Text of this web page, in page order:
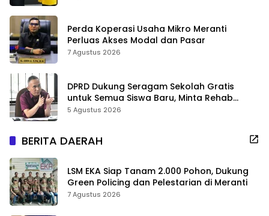
Perda Koperasi Usaha Mikro Meranti
Perluas Akses Modal dan Pasar
7 Agustus 2026
DPRD Dukung Seragam Sekolah Gratis
untuk Semua Siswa Baru, Minta Rehab
Sekolah Jangan Dikurangi
5 Agustus 2026
BERITA DAERAH
LSM EKA Siap Tanam 2.000 Pohon, Dukung
Green Policing dan Pelestarian di Meranti
7 Agustus 2026